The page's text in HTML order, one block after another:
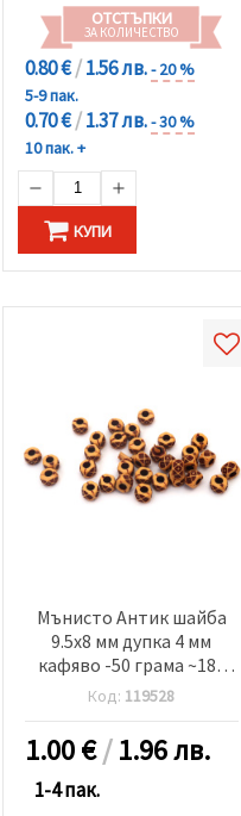
ОТСТЪПКИ
ЗА КОЛИЧЕСТВО
0.80 €/1.56 лв.- 20 %
5-9 пак.
0.70 €/1.37 лв.- 30 %
10 пак. +
КУПИ
Мънисто Антик шайба
9.5x8 мм дупка 4 мм
кафяво -50 грама ~180
броя
Код: 119528
1.00€/1.96 лв.
1-4 пак.